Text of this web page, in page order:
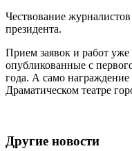
Чествование
президента.
Прием заявок и работ
опубликованные с
года. А само
Драматическом театре
Другие новости